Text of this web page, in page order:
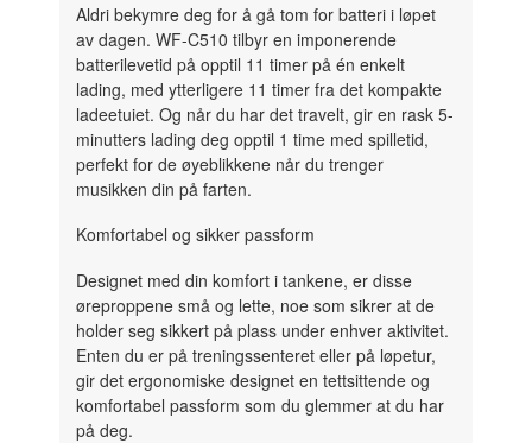
Aldri bekymre deg for å gå tom for batteri i løpet
av dagen. WF-C510 tilbyr en imponerende
batterilevetid på opptil 11 timer på én enkelt
lading, med ytterligere 11 timer fra det kompakte
ladeetuiet. Og når du har det travelt, gir en rask 5-
minutters lading deg opptil 1 time med spilletid,
perfekt for de øyeblikkene når du trenger
musikken din på farten.
Komfortabel og sikker passform
Designet med din komfort i tankene, er disse
øreproppene små og lette, noe som sikrer at de
holder seg sikkert på plass under enhver aktivitet.
Enten du er på treningssenteret eller på løpetur,
gir det ergonomiske designet en tettsittende og
komfortabel passform som du glemmer at du har
på deg.